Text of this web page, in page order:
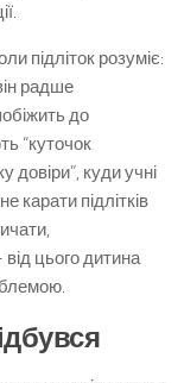
підліток розуміє:
радше
до
“куточок
довіри”, куди учні
карати підлітків
цього дитина